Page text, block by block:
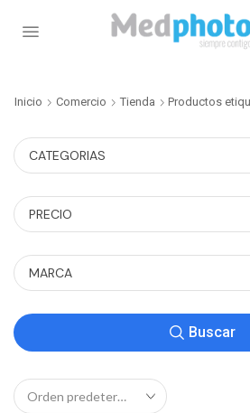
Inicio Comercio Tienda Productos
CATEGORIAS
PRECIO
MARCA
Buscar